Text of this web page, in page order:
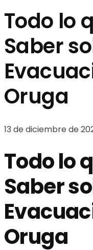
Todo lo
Saber
Oruga
13 de diciembre de
Todo lo
Saber
Oruga